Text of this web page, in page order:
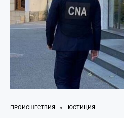
ПРОИСШЕСТВИЯ ЮСТИЦИЯ